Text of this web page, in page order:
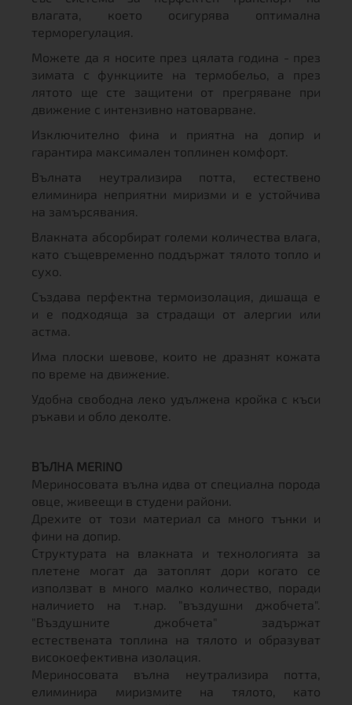
влагата, което осигурява оптимална
терморегулация.
Можете да я носите през цялата година - през
зимата с функциите на термобельо, а през
лятото ще сте защитени от прегряване при
движение с интензивно натоварване.
Изключително фина и приятна на допир и
гарантира максимален топлинен комфорт.
Вълната неутрализира потта, естествено
елиминира неприятни миризми и е устойчива
на замърсявания.
Влакната абсорбират големи количества влага,
като същевременно поддържат тялото топло и
сухо.
Създава перфектна термоизолация, дишаща е
и е подходяща за страдащи от алергии или
астма.
Има плоски шевове, които не дразнят кожата
по време на движение.
Удобна свободна леко удължена кройка с къси
ръкави и обло деколте.
ВЪЛНА MERINO
Мериносовата вълна идва от специална порода
овце, живеещи в студени райони.
Дрехите от този материал са много тънки и
фини на допир.
Структурата на влакната и технологията за
плетене могат да затоплят дори когато се
използват в много малко количество, поради
наличието на т.нар. "въздушни джобчета".
"Въздушните джобчета" задържат
естествената топлина на тялото и образуват
високоефективна изолация.
Мериносовата вълна неутрализира потта,
елиминира миризмите на тялото, като